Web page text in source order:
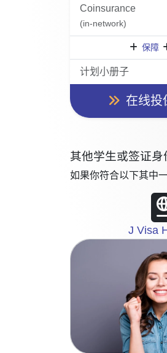
Coinsurance
(in-network)
保障
计划小册子
在线投
其他学生或签证身
如果你符合以下其中
J Visa